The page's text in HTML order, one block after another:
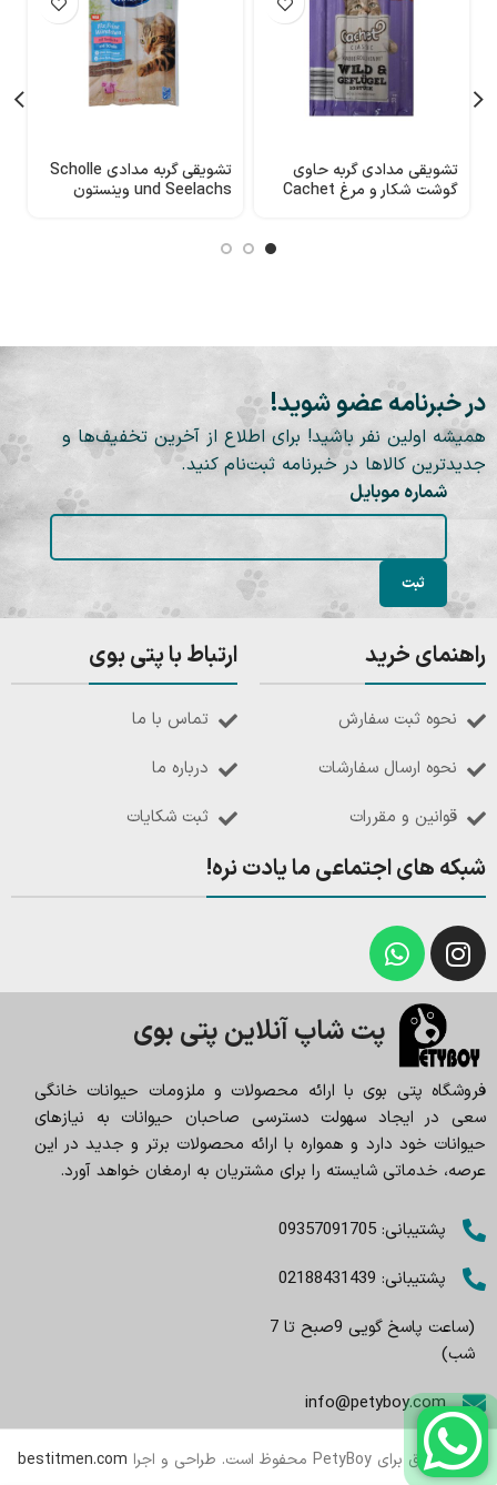
تشویقی مدادی گربه حاوی
گوشت شکار و مرغ Cachet
تشویقی گربه مدادی Scholle
und Seelachs وینستون
در خبرنامه عضو شوید!
همیشه اولین نفر باشید! برای اطلاع از آخرین تخفیف‌ها و
جدیدترین کالاها در خبرنامه ثبت‌نام کنید.
شماره موبایل
راهنمای خرید
نحوه ثبت سفارش
نحوه ارسال سفارشات
قوانین و مقررات
ارتباط با پتی بوی
تماس با ما
درباره ما
ثبت شکایات
شبکه های اجتماعی ما یادت نره!
پت شاپ آنلاین پتی بوی
فروشگاه پتی بوی با ارائه محصولات و ملزومات حیوانات خانگی
سعی در ایجاد سهولت دسترسی صاحبان حیوانات به نیازهای
حیوانات خود دارد و همواره با ارائه محصولات برتر و جدید در این
عرصه، خدماتی شایسته را برای مشتریان به ارمغان خواهد آورد.
پشتیبانی: 09357091705
پشتیبانی: 02188431439
(ساعت پاسخ گویی 9صبح تا 7
شب)
info@petyboy.com
تمام حقوق برای PetyBoy محفوظ است. طراحی و اجرا bestitmen.com